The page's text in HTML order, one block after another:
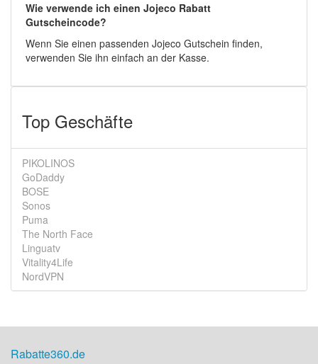
Wie verwende ich einen Jojeco Rabatt
Gutscheincode?
Wenn Sie einen passenden Jojeco Gutschein finden,
verwenden Sie ihn einfach an der Kasse.
Top Geschäfte
PIKOLINOS
GoDaddy
BOSE
Sonos
Puma
The North Face
Linguatv
Vitality4Life
NordVPN
Rabatte360.de